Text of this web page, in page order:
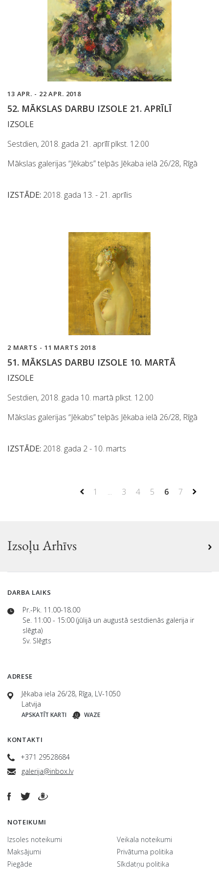
13 APR. - 22 APR. 2018
52. MĀKSLAS DARBU IZSOLE 21. APRĪLĪ
IZSOLE
Sestdien, 2018. gada 21. aprīlī plkst. 12.00
Mākslas galerijas “Jēkabs” telpās Jēkaba ielā 26/28, Rīgā
IZSTĀDE: 2018. gada 13. - 21. aprīlis
2 MARTS - 11 MARTS 2018
51. MĀKSLAS DARBU IZSOLE 10. MARTĀ
IZSOLE
Sestdien, 2018. gada 10. martā plkst. 12.00
Mākslas galerijas “Jēkabs” telpās Jēkaba ielā 26/28, Rīgā
IZSTĀDE: 2018. gada 2 - 10. marts
1 ... 3 4 5 6 7
Izsoļu Arhīvs
DARBA LAIKS
Pr.-Pk. 11.00-18.00
Se. 11:00 - 15:00 (jūlijā un augustā sestdienās galerija ir
slēgta)
Sv. Slēgts
ADRESE
Jēkaba iela 26/28, Rīga, LV-1050
Latvija
APSKATĪT KARTI WAZE
KONTAKTI
+371 29528684
galerija@inbox.lv
NOTEIKUMI
Izsoles noteikumi
Maksājumi
Piegāde
Veikala noteikumi
Privātuma politika
Sīkdatņu politika